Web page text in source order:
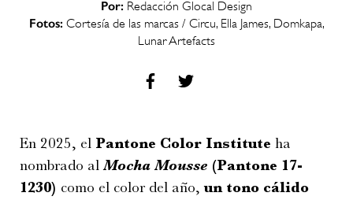
Por: Redacción Glocal Design
Fotos: Cortesía de las marcas / Circu, Ella James, Domkapa,
Lunar Artefacts
En 2025, el Pantone Color Institute ha
nombrado alMocha Mousse (Pantone 17-
1230) como el color del año,un tono cálido